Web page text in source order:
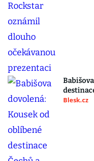
Blesk.cz